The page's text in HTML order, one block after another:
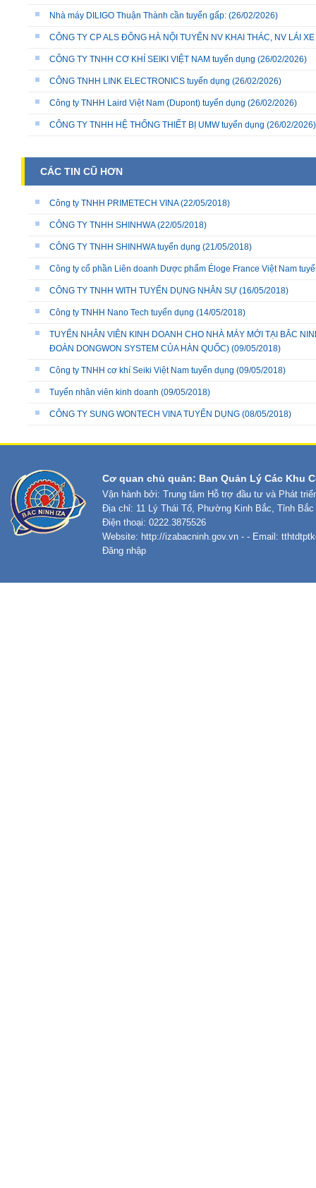
Nhà máy DILIGO Thuận Thành cần tuyển gấp: (26/02/2026)
CÔNG TY CP ALS ĐÔNG HÀ NỘI TUYỂN NV KHAI THÁC, NV LÁI
CÔNG TY TNHH CƠ KHÍ SEIKI VIỆT NAM tuyển dụng (26/02/2026)
CÔNG TNHH LINK ELECTRONICS tuyển dụng (26/02/2026)
Công ty TNHH Laird Việt Nam (Dupont) tuyển dụng (26/02/2026)
CÔNG TY TNHH HỆ THỐNG THIẾT BỊ UMW tuyển dụng (26/02/2026)
CÁC TIN CŨ HƠN
Công ty TNHH PRIMETECH VINA(22/05/2018)
CÔNG TY TNHH SHINHWA(22/05/2018)
CÔNG TY TNHH SHINHWA tuyển dụng (21/05/2018)
Công ty cổ phần Liên doanh Dược phẩm Éloge France Việt Nam
CÔNG TY TNHH WITH TUYỂN DỤNG NHÂN SỰ (16/05/2018)
Công ty TNHH Nano Tech tuyển dụng (14/05/2018)
TUYỂN NHÂN VIÊN KINH DOANH CHO NHÀ MÁY MỚI TẠI BẮC
ĐOÀN DONGWON SYSTEM CỦA HÀN QUỐC) (09/05/2018)
Công ty TNHH cơ khí Seiki Việt Nam tuyển dụng (09/05/2018)
Tuyển nhân viên kinh doanh (09/05/2018)
CÔNG TY SUNG WONTECH VINA TUYỂN DỤNG (08/05/2018)
Cơ quan chủ quản: Ban Quản Lý Các Khu
Vận hành bởi: Trung tâm Hỗ trợ đầu tư và Phát
Địa chỉ: 11 Lý Thái Tổ, Phường Kinh Bắc, Tỉnh Bắc
Điện thoại: 0222.3875526
Website: http://izabacninh.gov.vn - - Email:
Đăng nhập